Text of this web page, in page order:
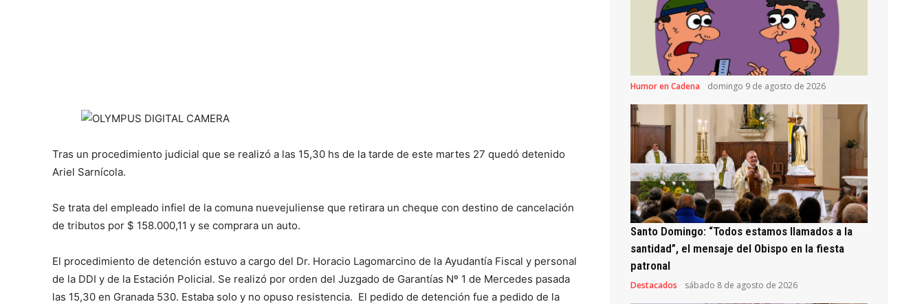
Tras un procedimiento judicial que se realizó a las 15,30 hs de la tarde de este martes 27 quedó detenido
Ariel Sarnícola.
Se trata del empleado infiel de la comuna nuevejuliense que retirara un cheque con destino de cancelación
de tributos por $ 158.000,11 y se comprara un auto.
El procedimiento de detención estuvo a cargo del Dr. Horacio Lagomarcino de la Ayudantía Fiscal y personal
de la DDI y de la Estación Policial. Se realizó por orden del Juzgado de Garantías Nº 1 de Mercedes pasada
las 15,30 en Granada 530. Estaba solo y no opuso resistencia. El pedido de detención fue a pedido de la
Humor en Cadena domingo 9 de agosto de 2026
Santo Domingo: “Todos estamos llamados a la
santidad”, el mensaje del Obispo en la fiesta
patronal
Destacados sábado 8 de agosto de 2026